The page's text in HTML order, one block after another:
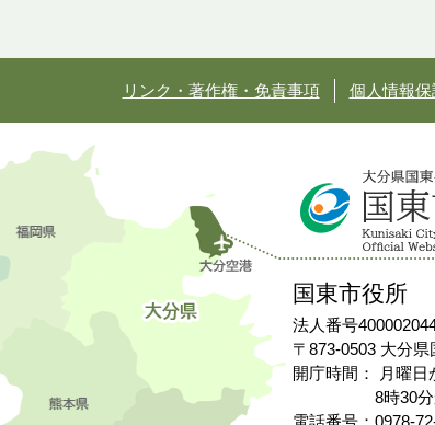
リンク・著作権・免責事項 個人情報保
国東市役所
法人番号
〒873-0503 大分
開庁時間：
月曜日
8時30
電話番号：0978-